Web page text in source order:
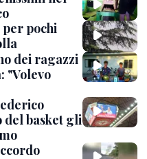
pochi
dei ragazzi
"Volevo
del basket gli